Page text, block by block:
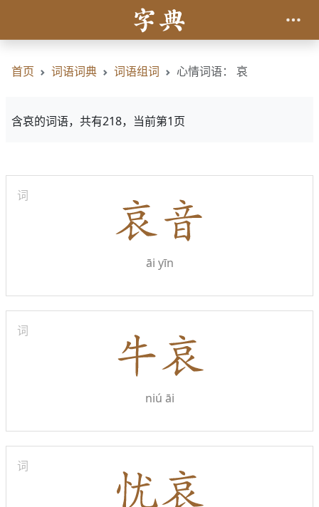
首页 词语词典 词语组词 心情词语： 哀
含哀的词语，共有218，当前第1页
词
āi yīn
词
niú āi
词